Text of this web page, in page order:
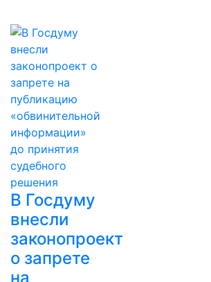
В Госдуму
внесли
законопроект
о запрете
на